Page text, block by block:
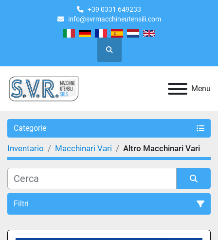
+39 0331 649233
info@svrmacchineutensili.com
Cerca
Menu
Categorie
Inventario Macchinari Vari Altro Macchinari Vari
Filtri
Ordina per